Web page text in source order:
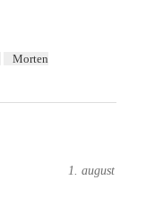
Morten
1. august